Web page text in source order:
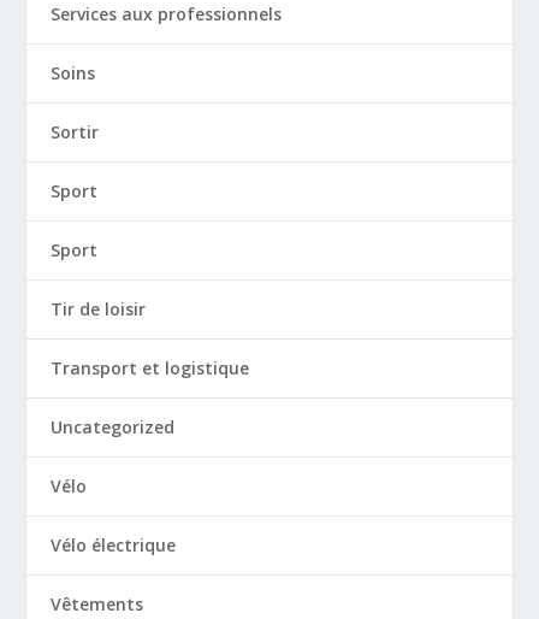
Services aux professionnels
Soins
Sortir
Sport
Sport
Tir de loisir
Transport et logistique
Uncategorized
Vélo
Vélo électrique
Vêtements